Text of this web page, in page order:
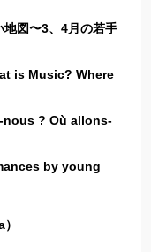
図〜3、4月の若手
is Music? Where
nous ? Où allons-
by young